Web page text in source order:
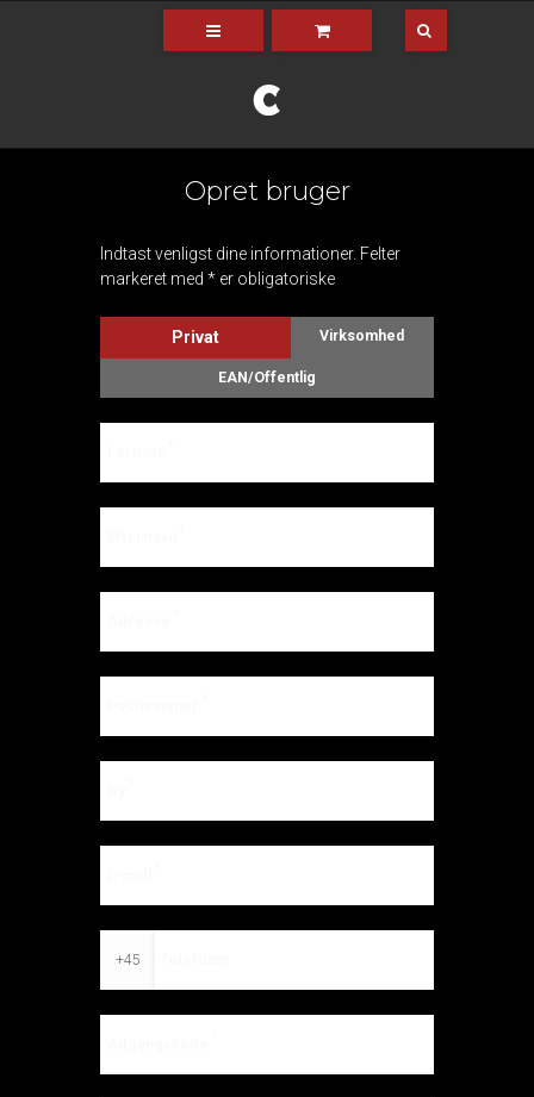
Opret bruger
Indtast venligst dine informationer. Felter
markeret med * er obligatoriske
Privat Virksomhed
EAN/Offentlig
+45